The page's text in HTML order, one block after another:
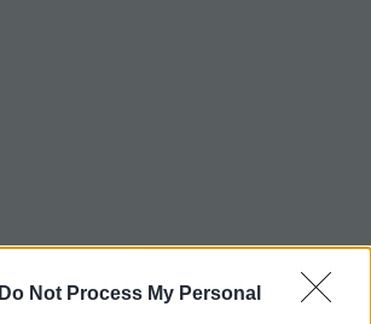
Do Not Process My Personal